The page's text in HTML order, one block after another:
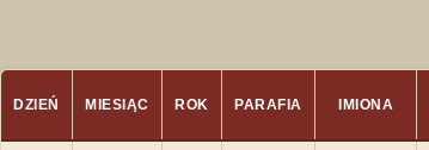
DZIEŃ MIESIĄC ROK PARAFIA IMIONA